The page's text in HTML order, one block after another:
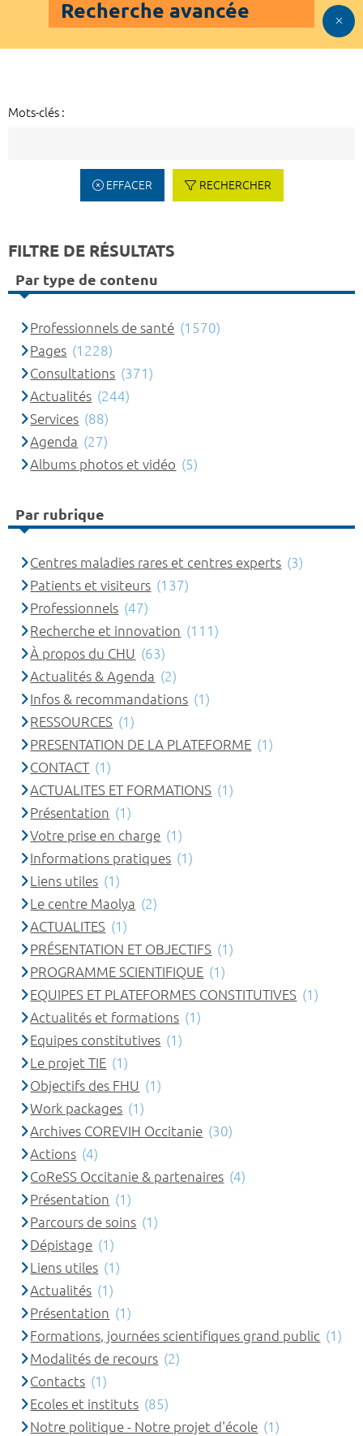
Recherche avancée
Mots-clés :
EFFACER RECHERCHER
FILTRE DE RÉSULTATS
Par type de contenu
Professionnels de santé (1570)
Pages (1228)
Consultations (371)
Actualités (244)
Services (88)
Agenda (27)
Albums photos et vidéo (5)
Par rubrique
Centres maladies rares et centres experts (3)
Patients et visiteurs (137)
Professionnels (47)
Recherche et innovation (111)
À propos du CHU (63)
Actualités & Agenda (2)
Infos & recommandations (1)
RESSOURCES (1)
PRESENTATION DE LA PLATEFORME (1)
CONTACT (1)
ACTUALITES ET FORMATIONS (1)
Présentation (1)
Votre prise en charge (1)
Informations pratiques (1)
Liens utiles (1)
Le centre Maolya (2)
ACTUALITES (1)
PRÉSENTATION ET OBJECTIFS (1)
PROGRAMME SCIENTIFIQUE (1)
EQUIPES ET PLATEFORMES CONSTITUTIVES (1)
Actualités et formations (1)
Equipes constitutives (1)
Le projet TIE (1)
Objectifs des FHU (1)
Work packages (1)
Archives COREVIH Occitanie (30)
Actions (4)
CoReSS Occitanie & partenaires (4)
Présentation (1)
Parcours de soins (1)
Dépistage (1)
Liens utiles (1)
Actualités (1)
Présentation (1)
Formations, journées scientifiques grand public (1)
Modalités de recours (2)
Contacts (1)
Ecoles et instituts (85)
Notre politique - Notre projet d'école (1)